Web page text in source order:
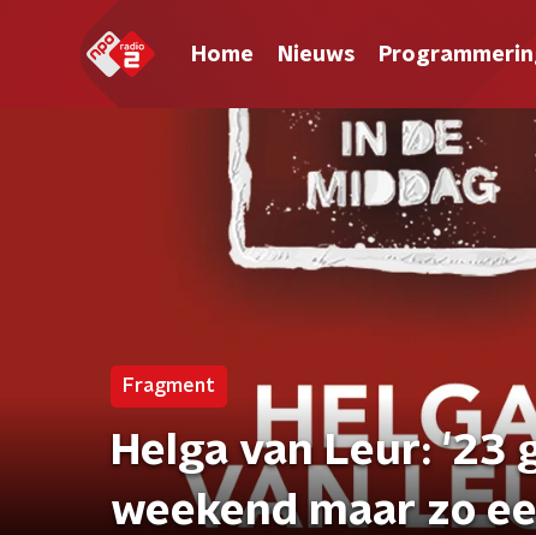
Home Nieuws
Fragment
Helga van Leur: '23
weekend maar zo